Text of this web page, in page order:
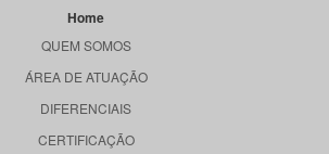
Home
QUEM SOMOS
ÁREA DE ATUAÇÃO
DIFERENCIAIS
CERTIFICAÇÃO